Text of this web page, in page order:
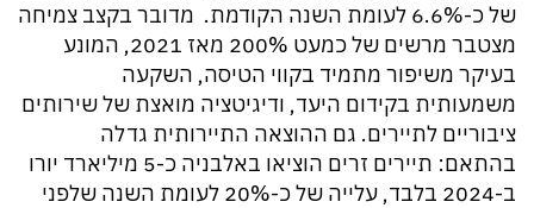
של כ-6.6% לעומת השנה הקודמת. מדובר בקצב צמיחה
מצטבר מרשים של כמעט 200% מאז 2021, המונע
בעיקר משיפור מתמיד בקווי הטיסה, השקעה
משמעותית בקידום היעד, ודיגיטציה מואצת של שירותים
ציבוריים לתיירים. גם ההוצאה התיירותית גדלה
בהתאם: תיירים זרים הוציאו באלבניה כ-5 מיליארד יורו
ב-2024 בלבד, עלייה של כ-20% לעומת השנה שלפני